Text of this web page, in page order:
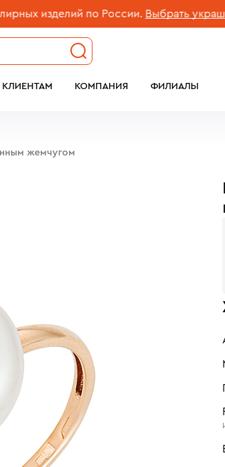
изделий по России. Выбрать украшение
КЛИЕНТАМ КОМПАНИЯ ФИЛИАЛЫ
жемчугом